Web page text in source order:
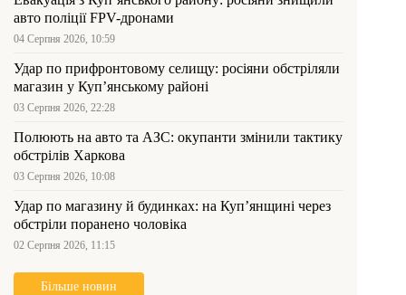
авто поліції FPV-дронами
04 Серпня 2026, 10:59
Удар по прифронтовому селищу: росіяни обстріляли
магазин у Куп’янському районі
03 Серпня 2026, 22:28
Полюють на авто та АЗС: окупанти змінили тактику
обстрілів Харкова
03 Серпня 2026, 10:08
Удар по магазину й будинках: на Куп’янщині через
обстріли поранено чоловіка
02 Серпня 2026, 11:15
Більше новин